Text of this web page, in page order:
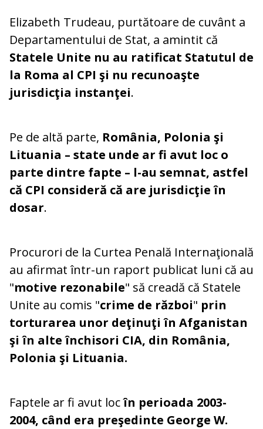
Elizabeth Trudeau, purtătoare de cuvânt a
Departamentului de Stat, a amintit că
Statele Unite nu au ratificat Statutul de
la Roma al CPI şi nu recunoaşte
jurisdicţia instanţei.
Pe de altă parte, România, Polonia şi
Lituania – state unde ar fi avut loc o
parte dintre fapte – l-au semnat, astfel
că CPI consideră că are jurisdicţie în
dosar.
Procurori de la Curtea Penală Internaţională
au afirmat într-un raport publicat luni că au
"motive rezonabile" să creadă că Statele
Unite au comis "crime de război" prin
torturarea unor deţinuţi în Afganistan
şi în alte închisori CIA, din România,
Polonia şi Lituania.
Faptele ar fi avut locîn perioada 2003-
2004, când era preşedinte George W.